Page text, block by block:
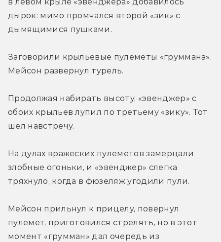
дырок: мимо промчался второй «зик» с
дымящимися пушками.
Заговорили крыльевые пулеметы «груммана».
Мейсон развернул турель.
Продолжая набирать высоту, «эвенджер» с
обоих крыльев лупил по третьему «зику». Тот
шел навстречу.
На дулах вражеских пулеметов замерцали
злобные огоньки, и «эвенджер» слегка
тряхнуло, когда в фюзеляж угодили пули.
Мейсон прильнул к прицелу, повернул
пулемет, приготовился стрелять, но в этот
момент «грумман» дал очередь из